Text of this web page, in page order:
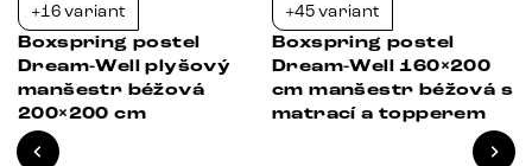
+16 variant
Boxspring postel
Dream-Well plyšový
manšestr béžová
200×200 cm
Bestseller
+45 variant
Boxspring postel
Dream-Well 160×200
cm manšestr béžová s
matrací a topperem